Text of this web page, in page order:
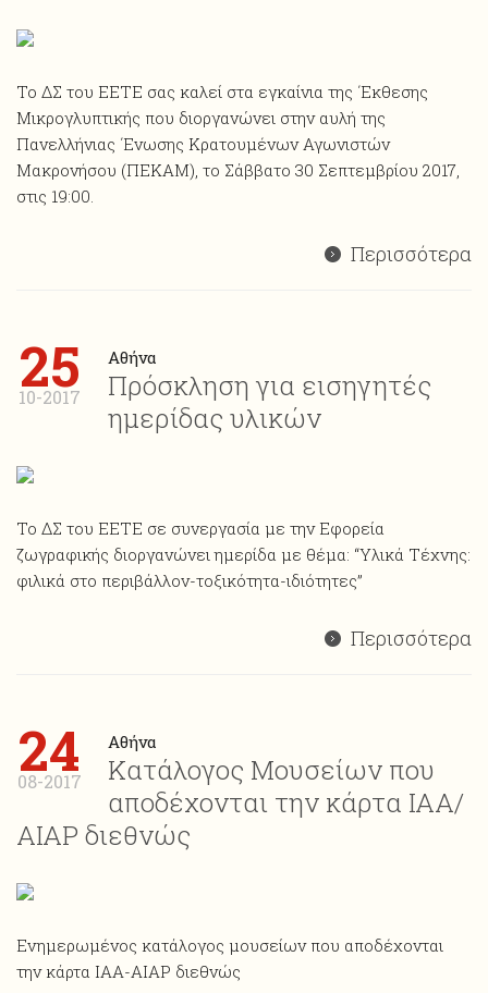
Το ΔΣ του ΕΕΤΕ σας καλεί στα εγκαίνια της ΄Εκθεσης
Μικρογλυπτικής που διοργανώνει στην αυλή της
Πανελλήνιας ΄Ενωσης Κρατουμένων Αγωνιστών
Μακρονήσου (ΠΕΚΑΜ), το Σάββατο 30 Σεπτεμβρίου 2017,
στις 19:00.
Περισσότερα
25
10-2017
Αθήνα
Πρόσκληση για εισηγητές
ημερίδας υλικών
Το ΔΣ του ΕΕΤΕ σε συνεργασία με την Εφορεία
ζωγραφικής διοργανώνει ημερίδα με θέμα: “Υλικά Τέχνης:
φιλικά στο περιβάλλον-τοξικότητα-ιδιότητες”
Περισσότερα
24
08-2017
Αθήνα
Κατάλογος Μουσείων που
αποδέχονται την κάρτα ΙΑΑ/
ΑΙΑP διεθνώς
Ενημερωμένος κατάλογος μουσείων που αποδέχονται
την κάρτα ΙΑΑ-AIAP διεθνώς